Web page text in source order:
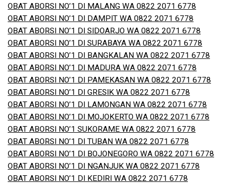
OBAT ABORSI NO’1 DI MALANG WA 0822 2071 6778
OBAT ABORSI NO’1 DI DAMPIT WA 0822 2071 6778
OBAT ABORSI NO’1 DI SIDOARJO WA 0822 2071 6778
OBAT ABORSI NO’1 DI SURABAYA WA 0822 2071 6778
OBAT ABORSI NO’1 DI BANGKALAN WA 0822 2071 6778
OBAT ABORSI NO’1 DI MADURA WA 0822 2071 6778
OBAT ABORSI NO’1 DI PAMEKASAN WA 0822 2071 6778
OBAT ABORSI NO’1 DI GRESIK WA 0822 2071 6778
OBAT ABORSI NO’1 DI LAMONGAN WA 0822 2071 6778
OBAT ABORSI NO’1 DI MOJOKERTO WA 0822 2071 6778
OBAT ABORSI NO’1 SUKORAME WA 0822 2071 6778
OBAT ABORSI NO’1 DI TUBAN WA 0822 2071 6778
OBAT ABORSI NO’1 DI BOJONEGORO WA 0822 2071 6778
OBAT ABORSI NO’1 DI NGANJUK WA 0822 2071 6778
OBAT ABORSI NO’1 DI KEDIRI WA 0822 2071 6778